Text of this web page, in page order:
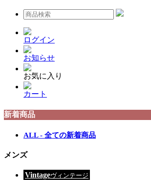
ログイン
お知らせ
お気に入り
カート
新着商品
ALL - 全ての新着商品
メンズ
Vintageヴィンテージ